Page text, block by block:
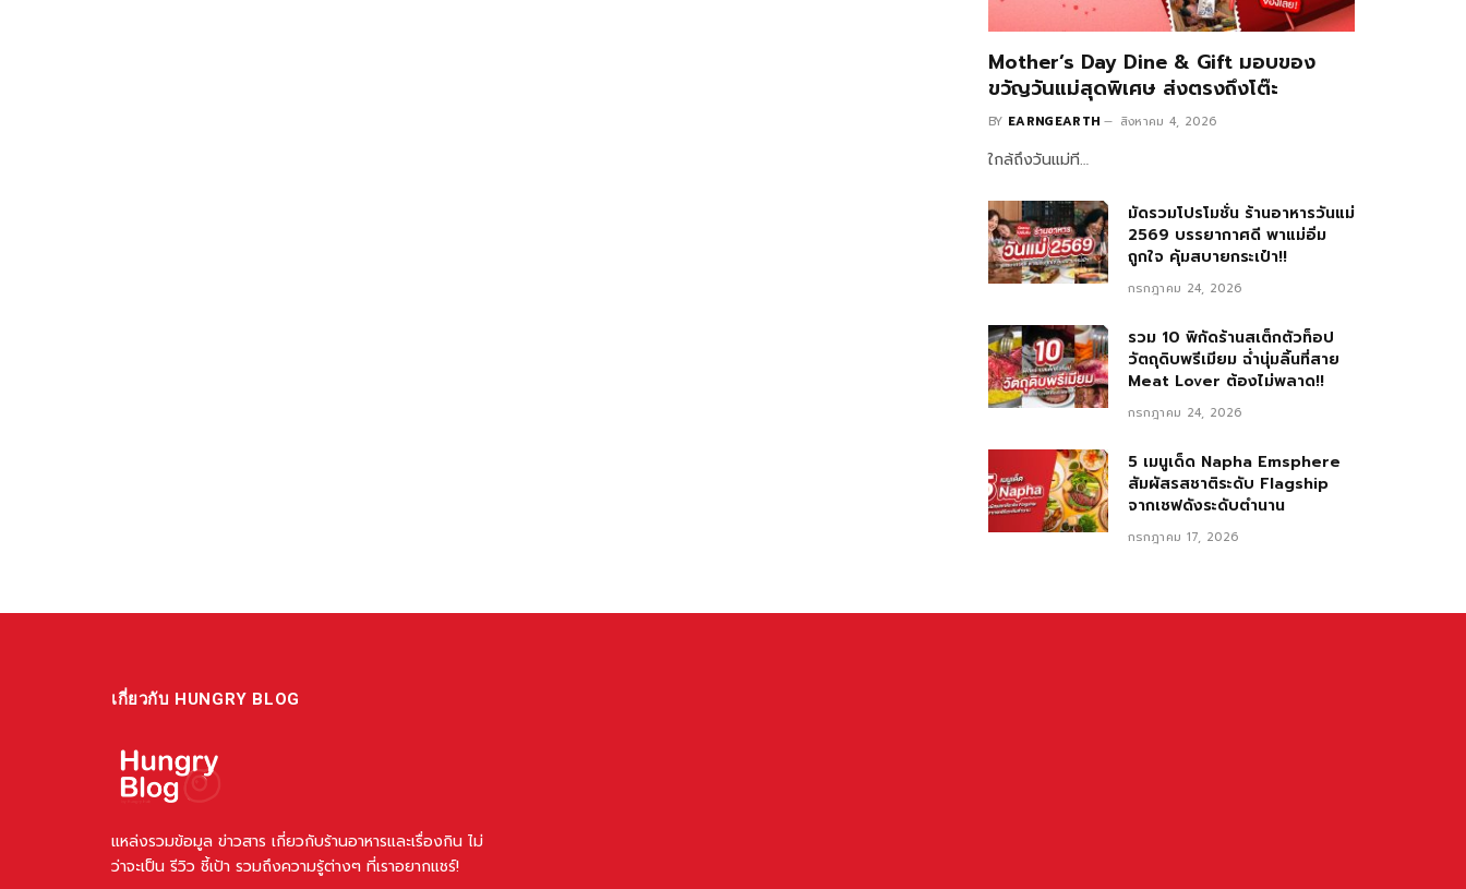
Mother’s Day Dine & Gift มอบของ
ขวัญวันแม่สุดพิเศษ ส่งตรงถึงโต๊ะ
BY EARNGEARTH สิงหาคม 4, 2026
ใกล้ถึงวันแม่ที…
มัดรวมโปรโมชั่น ร้านอาหารวันแม่
2569 บรรยากาศดี พาแม่อิ่ม
ถูกใจ คุ้มสบายกระเป๋า!!
กรกฎาคม 24, 2026
รวม 10 พิกัดร้านสเต็กตัวท็อป
วัตถุดิบพรีเมียม ฉ่ำนุ่มลิ้นที่สาย
Meat Lover ต้องไม่พลาด!!
กรกฎาคม 24, 2026
5 เมนูเด็ด Napha Emsphere
สัมผัสรสชาติระดับ Flagship
จากเชฟดังระดับตำนาน
กรกฎาคม 17, 2026
เกี่ยวกับ HUNGRY BLOG
แหล่งรวมข้อมูล ข่าวสาร เกี่ยวกับร้านอาหารและเรื่องกิน ไม่
ว่าจะเป็น รีวิว ชี้เป้า รวมถึงความรู้ต่างๆ ที่เราอยากแชร์!